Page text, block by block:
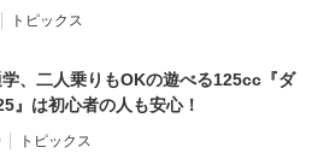
ビュー 前編】
トピックス
、二人乗りもOKの遊べる125cc『ダ
』は初心者の人も安心！
トピックス